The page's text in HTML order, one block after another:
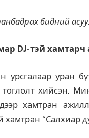
бидний
DJ-тэй
урсгалаар уран
хийсэн.
хамтран
хамтран “Салхиар